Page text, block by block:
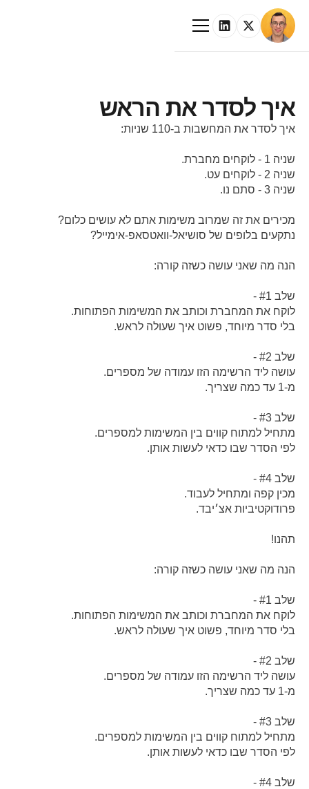
איך לסדר את הראש
איך לסדר את המחשבות ב-110 שניות:
שניה 1 - לוקחים מחברת.
שניה 2 - לוקחים עט.
שניה 3 - סתם נו.
מכירים את זה שמרוב משימות אתם לא עושים כלום?
נתקעים בלופים של סושיאל-וואטסאפ-אימייל?
הנה מה שאני עושה כשזה קורה:
שלב #1 -
לוקח את המחברת וכותב את המשימות הפתוחות.
בלי סדר מיוחד, פשוט איך שעולה לראש.
שלב #2 -
עושה ליד הרשימה הזו עמודה של מספרים.
מ-1 עד כמה שצריך.
שלב #3 -
מתחיל למתוח קווים בין המשימות למספרים.
לפי הסדר שבו כדאי לעשות אותן.
שלב #4 -
מכין קפה ומתחיל לעבוד.
פרודוקטיביות אצ׳יבד.
תהנו!
הנה מה שאני עושה כשזה קורה:
שלב #1 -
לוקח את המחברת וכותב את המשימות הפתוחות.
בלי סדר מיוחד, פשוט איך שעולה לראש.
שלב #2 -
עושה ליד הרשימה הזו עמודה של מספרים.
מ-1 עד כמה שצריך.
שלב #3 -
מתחיל למתוח קווים בין המשימות למספרים.
לפי הסדר שבו כדאי לעשות אותן.
שלב #4 -